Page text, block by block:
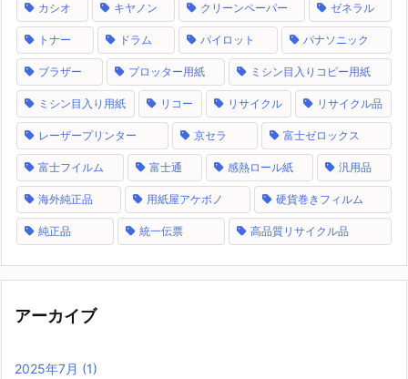
カシオ キヤノン クリーンペーパー ゼネラル
トナー ドラム パイロット パナソニック
ブラザー プロッター用紙 ミシン目入りコピー用紙
ミシン目入り用紙 リコー リサイクル リサイクル品
レーザープリンター 京セラ 富士ゼロックス
富士フイルム 富士通 感熱ロール紙 汎用品
海外純正品 用紙屋アケボノ 硬貨巻きフィルム
純正品 統一伝票 高品質リサイクル品
アーカイブ
2025年7月 (1)